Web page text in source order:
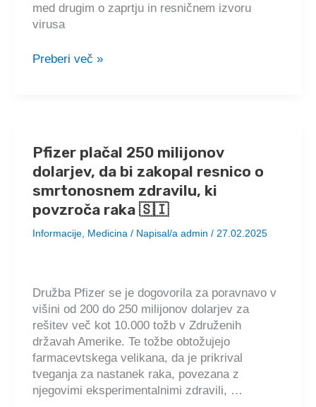
med drugim o zaprtju in resničnem izvoru
virusa
Trumpova
nadomestila
s
stranjo,
na
kateri
so
establišmenta
zaprtjih
(lockdowns)
in
uhajanju
iz
laboratorija
Preberi več »
Pfizer plačal 250 milijonov
dolarjev, da bi zakopal resnico o
smrtonosnem zdravilu, ki
povzroča raka 🇸🇮
Informacije, Medicina/ Napisal/a admin / 27.02.2025
Družba Pfizer se je dogovorila za poravnavo v
višini od 200 do 250 milijonov dolarjev za
rešitev več kot 10.000 tožb v Združenih
državah Amerike. Te tožbe obtožujejo
farmacevtskega velikana, da je prikrival
tveganja za nastanek raka, povezana z
njegovimi eksperimentalnimi zdravili, …